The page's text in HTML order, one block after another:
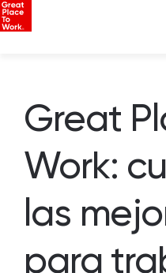
Great
Work:
las
para